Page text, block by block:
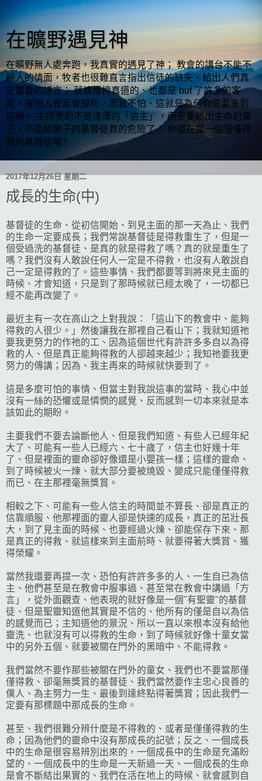
在曠野遇見神
在曠野無人處奔跑，我真實的遇見了神； 教會的講台不能不
顧人的情面，牧者也很難直言指出信徒的缺失、給出人們真
正需要的諍言； 就連標榜真道的、也都是 buf 了許多的客
氣，害怕人會走會掉粉，而我不怕、這就是為何你需要來到
這裡。 主所要的不是淺薄的「信主」，而是要結出生命的果
子，不能結果子的基督徒真的危險了！ 你還在當一個僅僅得
救的基督徒嗎?
2017年12月26日 星期二
成長的生命(中)
基督徒的生命、從初信開始、到見主面的那一天為止、我們
的生命一定要成長；我們常說基督徒是得救重生了，但是一
個受過洗的基督徒、是真的就是得救了嗎？真的就是重生了
嗎？我們沒有人敢說任何人一定是不得救，也沒有人敢說自
己一定是得救的了。這些事情、我們都要等到將來見主面的
時候、才會知道，只是到了那時候就已經太晚了，一切都已
經不能再改變了。
最近主有一次在高山之上對我說：「這山下的教會中、能夠
得救的人很少。」然後讓我在那裡自己看山下；我就知道祂
要我更努力的作祂的工、因為這個世代有許許多多自以為得
救的人、但是真正能夠得救的人卻越來越少；我知祂要我更
努力的傳講；因為、我主再來的時候就快要到了。
這是多麼可怕的事情、但當主對我說這事的當時、我心中並
沒有一絲的恐懼或是憐憫的感覺、反而感到一切本來就是本
該如此的期盼。
主要我們不要去論斷他人、但是我們知道、有些人已經年紀
大了、可能有一些人已經六、七十歲了，信主也好幾十年
了、但是裡面的靈命卻好像還是小嬰孩一樣；這樣的靈命、
到了時候被火一煉、就大部分要被燒毀、變成只能僅僅得救
而已、在主那裡毫無獎賞。
相較之下、可能有一些人信主的時間並不算長、卻是真正的
信靠順服、他那裡面的靈人卻是快速的成長，真正的茁壯長
大，到了見主面的時候、也要經過火煉、卻能保存下來、那
是真正的得救、就這樣來到主面前時、就要得著大獎賞、獲
得榮耀。
當然我還要再提一次、恐怕有許許多多的人、一生自已為信
主、他們甚至是在教會中服事過、甚至常在教會中講過「方
言」，從外面觀查、他表現的就好像是一個"有聖靈"的基督
徒、但是聖靈知道他其實是不信的、他所有的僅是自以為信
的感覺而已；主知道他的景況、所以一直以來根本沒有給他
靈洗、也就沒有可以得救的生命，到了時候就好像十童女當
中的另外五個、就要被關在門外的黑暗中、不能得救。
我們當然不要作那些被關在門外的童女、我們也不要當那僅
僅得救、卻毫無獎賞的基督徒、我們當然要作主忠心良善的
僕人、為主努力一生、最後到達終點得著獎賞；因此我們一
定要有那標題中那成長的生命。
甚至、我們很難分辨什麼是不得救的、或者是僅僅得救的生
命；因為他們的靈命中沒有那成長的記號；反之、一個成長
中的生命是很容易辨別出來的，一個成長中的生命是充滿盼
望的、一個成長中的生命是一天新過一天、一個成長的生命
是會不斷結出果實的、我們在活在地上的時候、就會感到自